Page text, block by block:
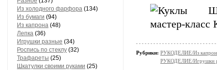
Из холодного фарфора (134)
Из бумаги (94)
Из капрона (48)
Лепка (36)
Игрушки разные (34)
Роспись по стеклу (32)
Трафареты (25)
Шкатулки своими руками (25)
Рубрики: РУКОДЕЛИЕ/Из
РУКОДЕЛИЕ/Игрушки